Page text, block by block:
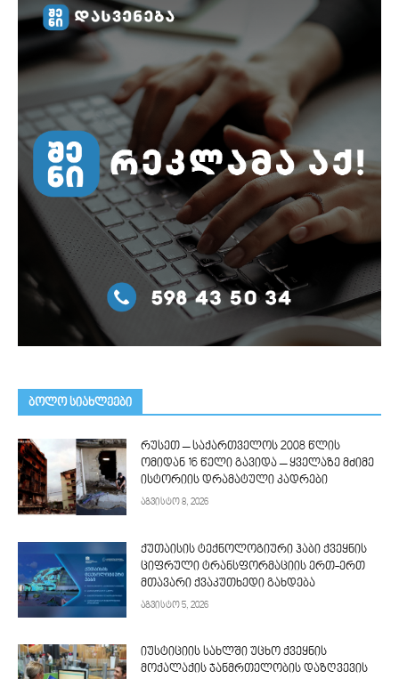
ᲑᲝᲚᲝ ᲡᲘᲐᲮᲚᲔᲔᲑᲘ
რუსეთ – საქართველოს 2008 წლის
ომიდან 16 წელი გავიდა – ყველაზე მძიმე
ისტორიის დრამატული კადრები
აგვისტო 8, 2026
ქუთაისის ტექნოლოგიური ჰაბი ქვეყნის
ციფრული ტრანსფორმაციის ერთ-ერთ
მთავარი ქვაკუთხედი გახდება
აგვისტო 5, 2026
იუსტიციის სახლში უცხო ქვეყნის
მოქალაქის ჯანმრთელობის დაზღვევის